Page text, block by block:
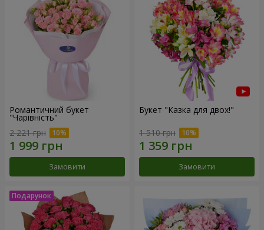
Романтичний букет
"Чарівність"
2 221 грн
Замовити
Букет "Казка для двох!"
1 510 грн
Замовити